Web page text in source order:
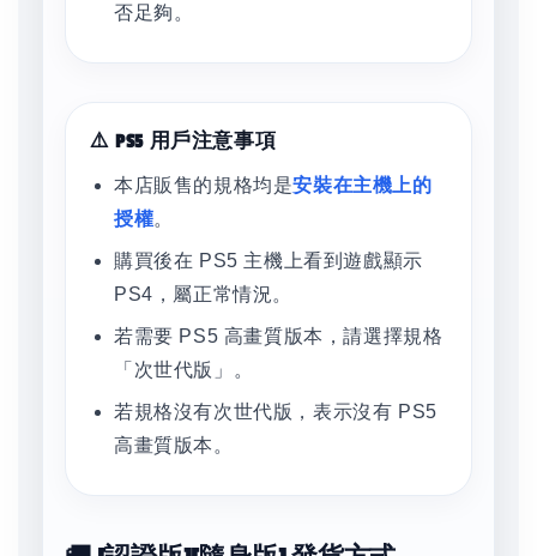
否足夠。
⚠️ PS5 用戶注意事項
本店販售的規格均是安裝在主機上的
授權。
購買後在 PS5 主機上看到遊戲顯示
PS4，屬正常情況。
若需要 PS5 高畫質版本，請選擇規格
「次世代版」。
若規格沒有次世代版，表示沒有 PS5
高畫質版本。